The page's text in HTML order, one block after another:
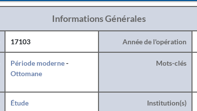
Informations Générales
17103 Année de l'opération
Période moderne-
Ottomane
Mots-clés
Étude Institution(s)